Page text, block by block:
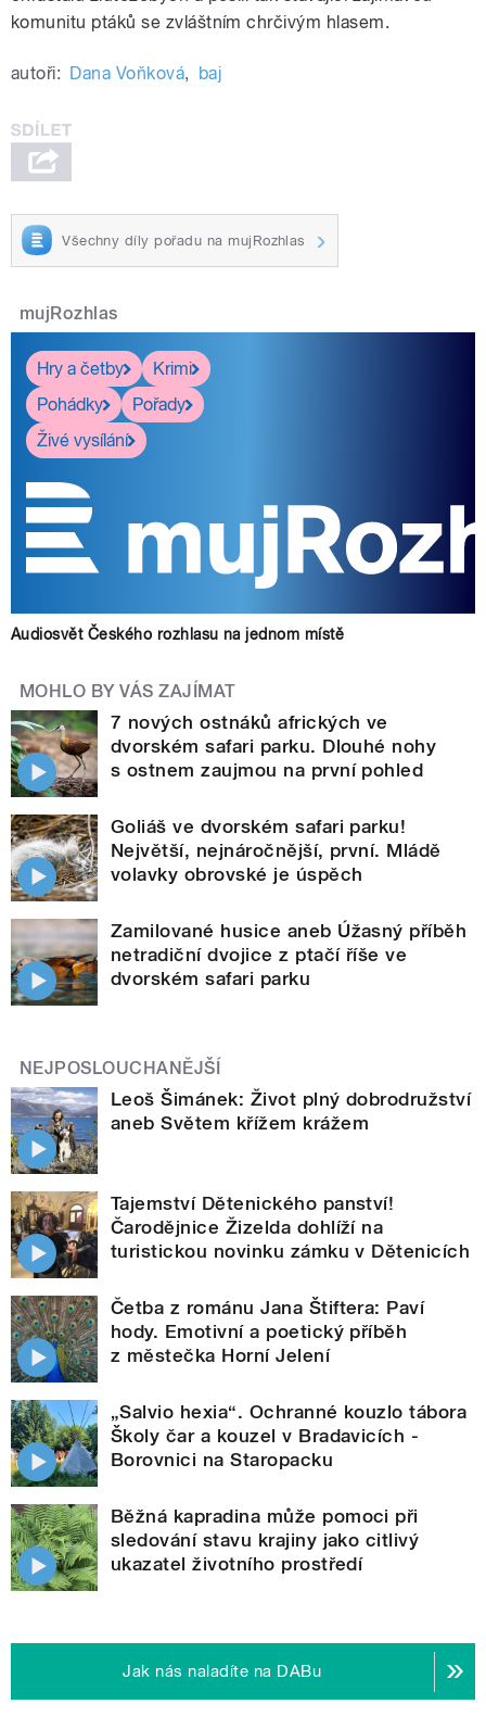
komunitu ptáků se zvláštním chrčivým hlasem.
autoři: Dana Voňková, baj
Všechny díly pořadu na mujRozhlas
mujRozhlas
Hry a četby
Krimi
Pohádky
Pořady
Živé vysílání
Audiosvět Českého rozhlasu na jednom místě
MOHLO BY VÁS ZAJÍMAT
7 nových ostnáků afrických ve
dvorském safari parku. Dlouhé nohy
s ostnem zaujmou na první pohled
Goliáš ve dvorském safari parku!
Největší, nejnáročnější, první. Mládě
volavky obrovské je úspěch
Zamilované husice aneb Úžasný příběh
netradiční dvojice z ptačí říše ve
dvorském safari parku
NEJPOSLOUCHANĚJŠÍ
Leoš Šimánek: Život plný dobrodružství
aneb Světem křížem krážem
Tajemství Dětenického panství!
Čarodějnice Žizelda dohlíží na
turistickou novinku zámku v Dětenicích
Četba z románu Jana Štiftera: Paví
hody. Emotivní a poetický příběh
z městečka Horní Jelení
„Salvio hexia“. Ochranné kouzlo tábora
Školy čar a kouzel v Bradavicích -
Borovnici na Staropacku
Běžná kapradina může pomoci při
sledování stavu krajiny jako citlivý
ukazatel životního prostředí
Jak nás naladíte na DABu